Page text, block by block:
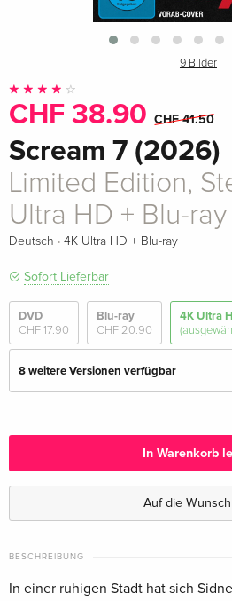
9 Bilder
CHF 38.90 CHF 41.50
Scream 7 (2026)
Limited Edition,
Ultra HD + Blu-ray
Deutsch · 4K Ultra HD + Blu-ray
Sofort Lieferbar
DVD
CHF 17.90
Blu-ray
CHF 20.90
4K Ultra
8 weitere Versionen verfügbar
Deutsch
Limited Edition, Steelbook, 4K Ultra HD +
Standard Edition
In Warenkorb
Auf die
BESCHREIBUNG
In einer ruhigen Stadt hat sich